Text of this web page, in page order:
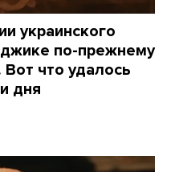
украинского
по-прежнему
что удалось
дня